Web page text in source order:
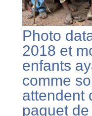
Photo
2018 et
enfants
comme
attendent
paquet de